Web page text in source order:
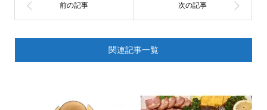
関連記事一覧